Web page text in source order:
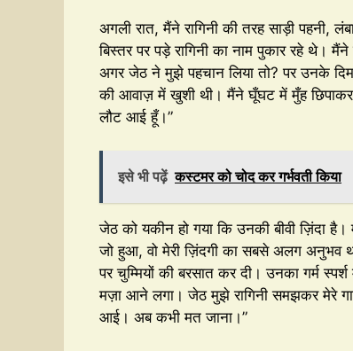
अगली रात, मैंने रागिनी की तरह साड़ी
बिस्तर पर पड़े रागिनी का नाम पुकार रहे
अगर जेठ ने मुझे पहचान लिया तो? पर उनके
की आवाज़ में खुशी थी। मैंने घूँघट में मुँह छिपाकर
लौट आई हूँ।”
इसे भी पढ़ें कस्टमर को चोद कर गर्भवती किया
जेठ को यकीन हो गया कि उनकी बीवी ज़िंदा
जो हुआ, वो मेरी ज़िंदगी का सबसे अलग अनुभव
पर चुम्मियों की बरसात कर दी। उनका गर्म
मज़ा आने लगा। जेठ मुझे रागिनी समझकर मेरे
आई। अब कभी मत जाना।”